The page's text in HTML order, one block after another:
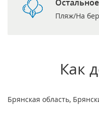
Остальное
Пляж/На
Как
Брянская область,